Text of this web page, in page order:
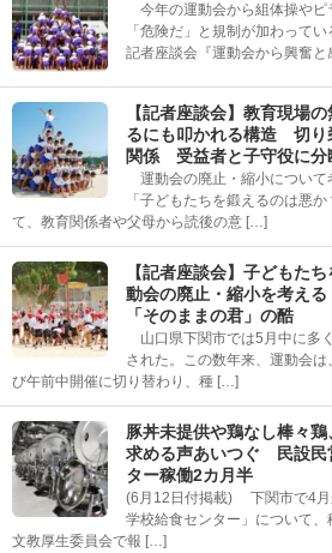
今年の運動会から組体操やピ
「危険だ」と規制が加わって
記者座談会『運動会から興奮
【記者座談会】教育現場
るにも叩かれる構造 切り
関係 受益者と子守役に分
運動会の廃止・縮小について
「子どもたちを鍛えるのは悪
て、教育関係者や父母から読後の意 […]
【記者座談会】子どもた
動会の廃止・縮小を考え
「そのままの君」の酷
山口県下関市では5月中に多
された。この数年来、運動会
び午前中開催に切り替わり、種 […]
豚丼未提供や鶏なし棒々
求める声あいつぐ 民設民
ター稼働2カ月半
(6月12日付掲載) 下関市で4月
学校給食センター」について
文教厚生委員会で報 […]